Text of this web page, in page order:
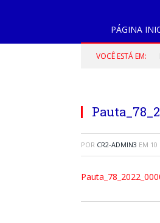
PÁGINA
VOCÊ ESTÁ EM:
POR CR2-ADMIN3 EM 10